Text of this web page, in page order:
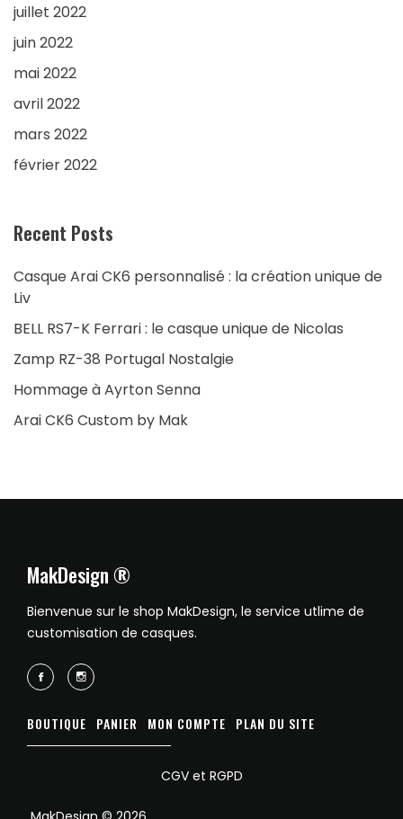
juillet 2022
juin 2022
mai 2022
avril 2022
mars 2022
février 2022
Recent Posts
Casque Arai CK6 personnalisé : la création unique de
Liv
BELL RS7-K Ferrari : le casque unique de Nicolas
Zamp RZ-38 Portugal Nostalgie
Hommage à Ayrton Senna
Arai CK6 Custom by Mak
MakDesign ®
Bienvenue sur le shop MakDesign, le service utlime de
customisation de casques.
BOUTIQUE PANIER MON COMPTE PLAN DU SITE
CGV et RGPD